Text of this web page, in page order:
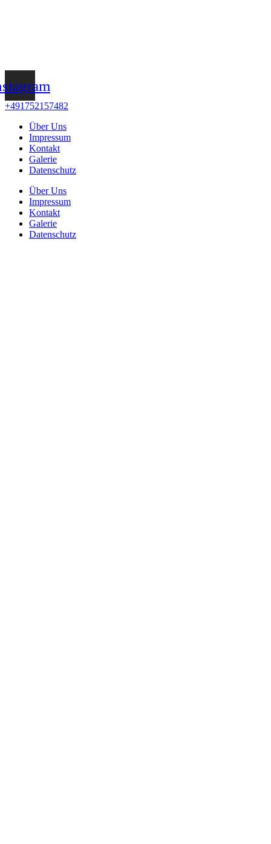
+491752157482
Über Uns
Impressum
Kontakt
Galerie
Datenschutz
Über Uns
Impressum
Kontakt
Galerie
Datenschutz